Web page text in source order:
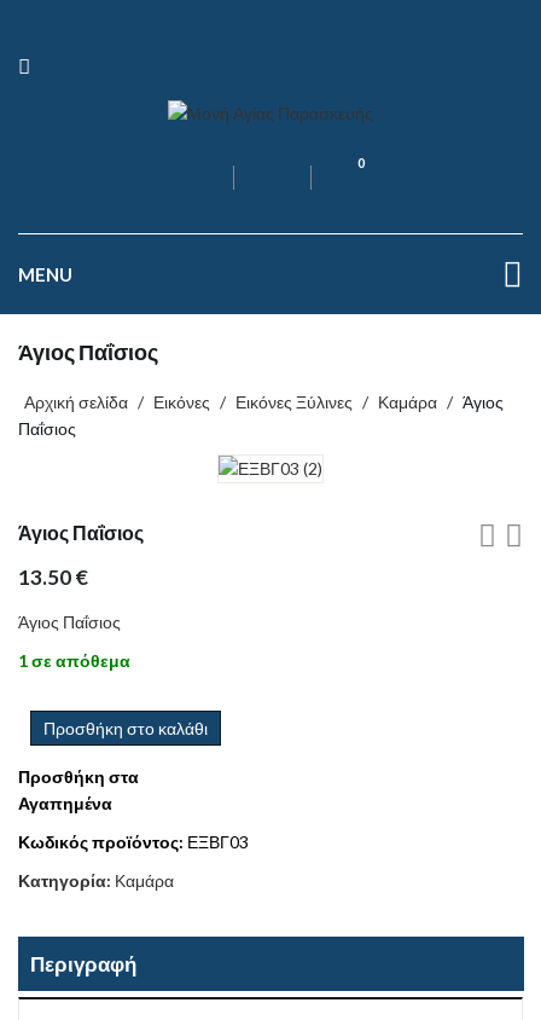
0
MENU
Άγιος Παΐσιος
Αρχική σελίδα / Εικόνες / Εικόνες Ξύλινες / Καμάρα / Άγιος
Παΐσιος
Άγιος Παΐσιος
13.50€
Άγιος Παΐσιος
1 σε απόθεμα
Προσθήκη στο καλάθι
Προσθήκη στα
Αγαπημένα
Κωδικός προϊόντος: ΕΞΒΓ03
Κατηγορία: Καμάρα
Περιγραφή